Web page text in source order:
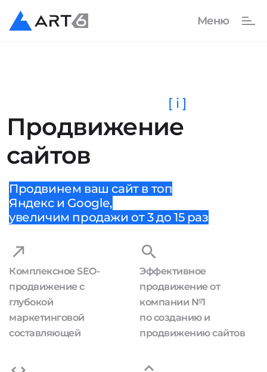
Продвижение
сайтов
[ i ]
Продвинем ваш сайт в топ
Яндекс и Google,
увеличим продажи от 3 до 15 раз
Комплексное SEO-
продвижение с
глубокой
маркетинговой
составляющей
Эффективное
продвижение от
компании №1
по созданию и
продвижению сайтов